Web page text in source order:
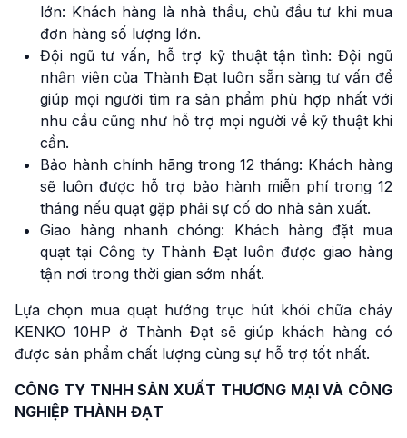
lớn: Khách hàng là nhà thầu, chủ đầu tư khi mua
đơn hàng số lượng lớn.
Đội ngũ tư vấn, hỗ trợ kỹ thuật tận tình: Đội ngũ
nhân viên của Thành Đạt luôn sẵn sàng tư vấn để
giúp mọi người tìm ra sản phẩm phù hợp nhất với
nhu cầu cũng như hỗ trợ mọi người về kỹ thuật khi
cần.
Bảo hành chính hãng trong 12 tháng: Khách hàng
sẽ luôn được hỗ trợ bảo hành miễn phí trong 12
tháng nếu quạt gặp phải sự cố do nhà sản xuất.
Giao hàng nhanh chóng: Khách hàng đặt mua
quạt tại Công ty Thành Đạt luôn được giao hàng
tận nơi trong thời gian sớm nhất.
Lựa chọn mua quạt hướng trục hút khói chữa cháy
KENKO 10HP ở Thành Đạt sẽ giúp khách hàng có
được sản phẩm chất lượng cùng sự hỗ trợ tốt nhất.
CÔNG TY TNHH SẢN XUẤT THƯƠNG MẠI VÀ CÔNG
NGHIỆP THÀNH ĐẠT